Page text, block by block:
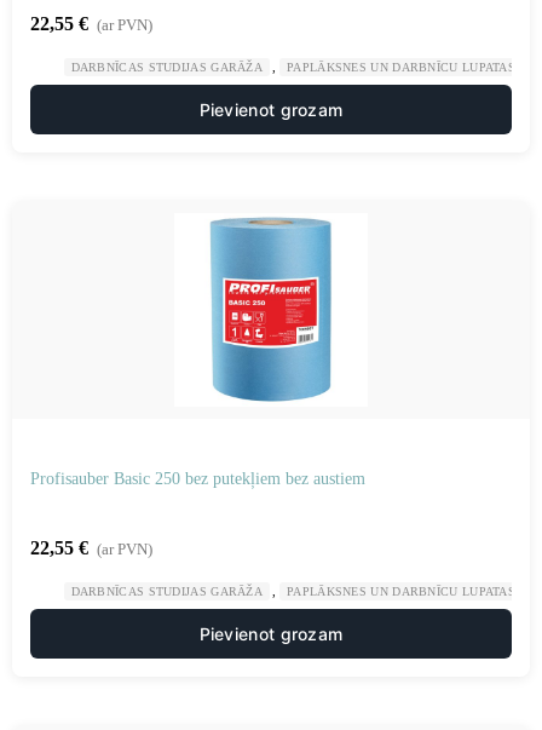
22,55 € (ar PVN)
DARBNĪCAS STUDIJAS GARĀŽA PAPLĀKSNES UN DARBNĪCU LUPATAS
Pievienot grozam
Profisauber Basic 250 bez putekļiem bez austiem
22,55 € (ar PVN)
DARBNĪCAS STUDIJAS GARĀŽA PAPLĀKSNES UN DARBNĪCU LUPATAS
Pievienot grozam